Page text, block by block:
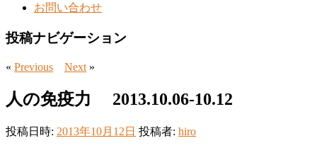
お問い合わせ
投稿ナビゲーション
« Previous Next »
人の免疫力 2013.10.06-10.12
投稿日時: 2013年10月12日 投稿者: hiro